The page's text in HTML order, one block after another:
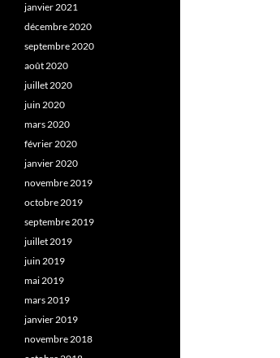
janvier 2021
décembre 2020
septembre 2020
août 2020
juillet 2020
juin 2020
mars 2020
février 2020
janvier 2020
novembre 2019
octobre 2019
septembre 2019
juillet 2019
juin 2019
mai 2019
mars 2019
janvier 2019
novembre 2018